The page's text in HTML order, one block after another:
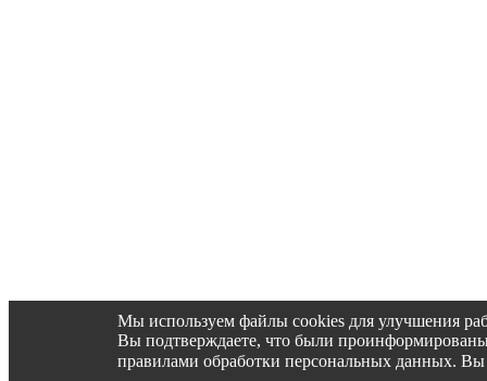
Мы используем файлы cookies для улучшения
Вы подтверждаете, что были
правилами обработки персональных данных.